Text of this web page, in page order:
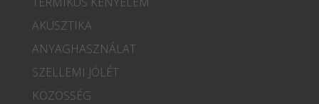
AKUSZTIKA
ANYAGHASZNÁLAT
SZELLEMI JÓLÉT
KÖZÖSSÉG